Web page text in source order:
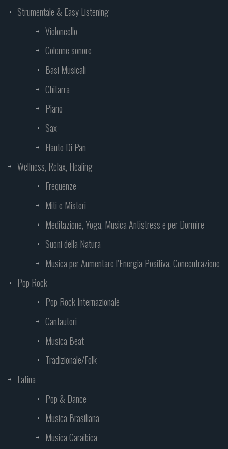
Strumentale & Easy Listening
Violoncello
Colonne sonore
Basi Musicali
Chitarra
Piano
Sax
Flauto Di Pan
Wellness, Relax, Healing
Frequenze
Miti e Misteri
Meditazione, Yoga, Musica Antistress e per Dormire
Suoni della Natura
Musica per Aumentare l’Energia Positiva, Concentrazione
Pop Rock
Pop Rock Internazionale
Cantautori
Musica Beat
Tradizionale/Folk
Latina
Pop & Dance
Musica Brasiliana
Musica Caraibica